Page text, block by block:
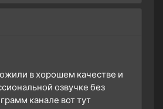
в хорошем качестве и
озвучке без
канале вот тут